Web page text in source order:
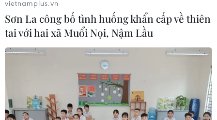
06/08/2026 02:38
05/08/2026 07:15
Nhận định Philippines vs
Thái Lan: Madam Pang
Đội tuyển Việt Nam nhận
thưởng 2 tỷ đồng sau
vietnamplus.vn
Sơn La công bố tình huống khẩn cấp về thiên
tai với hai xã Muổi Nọi, Nậm Lầu